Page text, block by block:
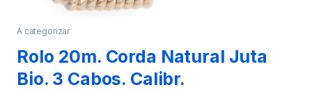
A categorizar
Rolo 20m. Corda Natural Juta
Bio. 3 Cabos. Calibr.